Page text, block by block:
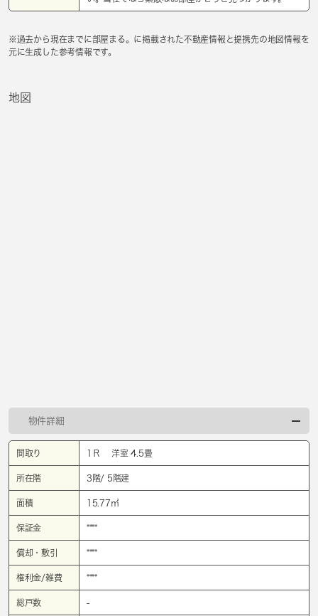
※過去から現在までに部屋まる。に掲載された不動産情報と提携先の地図情報を
元に生成した参考情報です。
地図
物件詳細
間取り 1Ｒ 洋室 4.5畳
所在階 3階/ 5階建
面積 15.77㎡
保証金 ****
償却・敷引 ****
権利金/雑費 ****
総戸数 -